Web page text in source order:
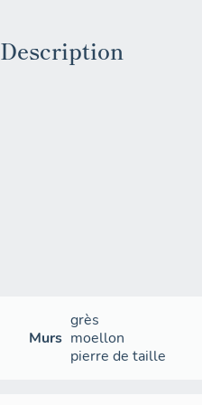
Description
Murs
grès
moellon
pierre de taille